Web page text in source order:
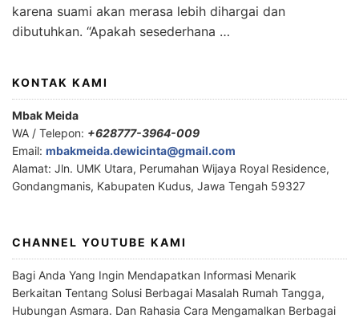
karena suami akan merasa lebih dihargai dan
dibutuhkan. “Apakah sesederhana …
KONTAK KAMI
Mbak Meida
WA / Telepon: +628777-3964-009
Email: mbakmeida.dewicinta@gmail.com
Alamat: Jln. UMK Utara, Perumahan Wijaya Royal Residence,
Gondangmanis, Kabupaten Kudus, Jawa Tengah 59327
CHANNEL YOUTUBE KAMI
Bagi Anda Yang Ingin Mendapatkan Informasi Menarik
Berkaitan Tentang Solusi Berbagai Masalah Rumah Tangga,
Hubungan Asmara. Dan Rahasia Cara Mengamalkan Berbagai